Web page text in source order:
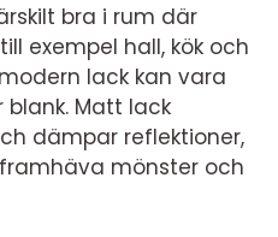
bra i rum där
exempel hall, kök och
lack kan vara
Matt lack
dämpar reflektioner,
mönster och